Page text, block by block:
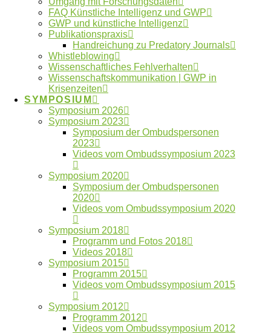
FAQ Künstliche Intelligenz und GWP
GWP und künstliche Intelligenz
Publikationspraxis
Handreichung zu Predatory Journals
Whistleblowing
Wissenschaftliches Fehlverhalten
Wissenschaftskommunikation | GWP in
Krisenzeiten
SYMPOSIUM
Symposium 2026
Symposium 2023
Symposium der Ombudspersonen
2023
Videos vom Ombudssymposium 2023
Symposium 2020
Symposium der Ombudspersonen
2020
Videos vom Ombudssymposium 2020
Symposium 2018
Programm und Fotos 2018
Videos 2018
Symposium 2015
Programm 2015
Videos vom Ombudssymposium 2015
Symposium 2012
Programm 2012
Videos vom Ombudssymposium 2012
Kontakt zum Ombudsgremium
Schlagwörter
Anonymität Autorschaften Betreuung
Datenfälschung Datennutzung
Fehlverhalten Forschungsdaten
gute Betreuung GWP International Kooperationen
Künstliche Intelligenz
Ombudsgremium
Ombudsverfahren
Ombudswesen Plagiate
Publikationspraxis
Whistleblower